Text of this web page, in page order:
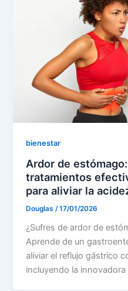
bienestar
Ardor de
tratamientos
para aliviar la
Douglas /17/01/2026
¿Sufres de ardor de
Aprende de un
aliviar el reflujo gástrico
incluyendo la innovadora